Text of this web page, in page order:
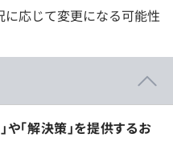
応じて変更になる可能性
「解決策」を提供するお